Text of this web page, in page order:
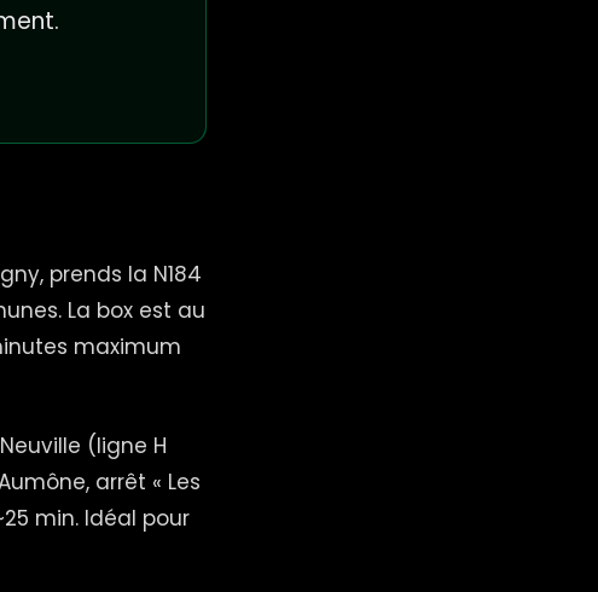
prends la N184
La box est au
maximum
(ligne H
arrêt « Les
min. Idéal pour